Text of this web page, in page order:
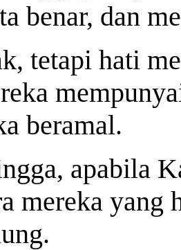
benar, dan
tetapi hati
beramal.
apabila
mereka